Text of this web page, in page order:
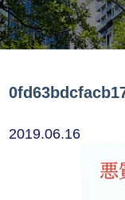
2019.06.16